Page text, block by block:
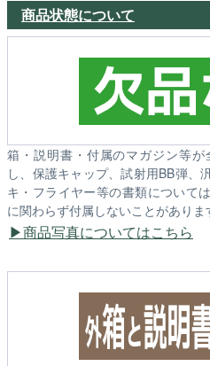
商品状態について
箱・説明書・付属のマガジン等
し、保護キャップ、試射用BB弾、
キ・フライヤー等の書類について
に関わらず付属しないことがありま
商品写真についてはこちら